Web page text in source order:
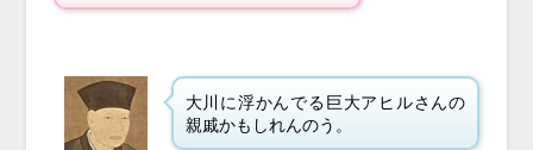
大川に浮かんでる巨大アヒルさんの
親戚かもしれんのう。